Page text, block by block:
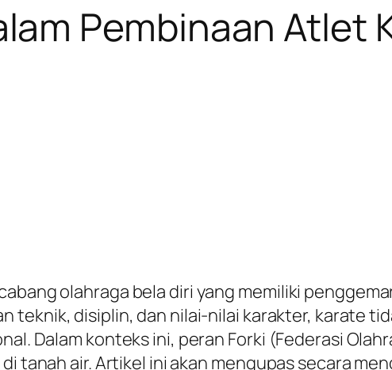
Pembinaan Atlet
olahraga bela diri yang memiliki
teknik, disiplin, dan nilai-nilai karakter, karate
Dalam konteks ini, peran Forki (Federasi
tanah air. Artikel ini akan mengupas secara